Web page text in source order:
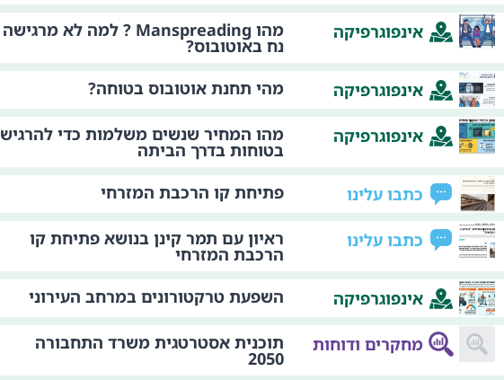
אינפוגרפיקה מהו Manspreading ? למה לא מרגישה
נח באוטובוס?
אינפוגרפיקה מהי תחנת אוטובוס בטוחה?
אינפוגרפיקה מהו המחיר שנשים משלמות כדי להרגיש
בטוחות בדרך הביתה
כתבו עלינו פתיחת קו הרכבת המזרחי
כתבו עלינו ראיון עם תמר קינן בנושא פתיחת קו
הרכבת המזרחי
אינפוגרפיקה השפעת טרקטורונים במרחב העירוני
מחקרים ודוחות תוכנית אסטרטגית משרד התחבורה
2050